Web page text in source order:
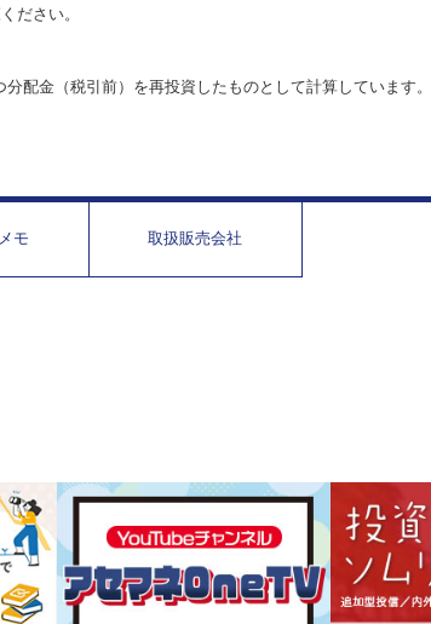
ださい。
配金（税引前）を再投資したものとして計算しています。
モ 取扱販売会社